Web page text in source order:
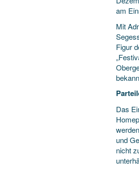
am
Mit
Figur
Das
und
nicht